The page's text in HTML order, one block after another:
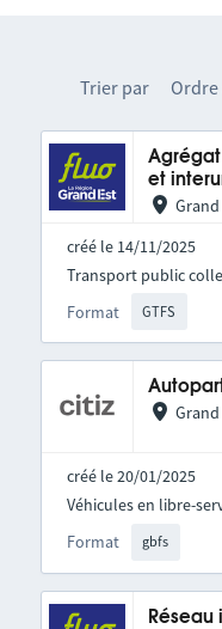
Trier par
Agrégat
et
Grand
créé le 14/11/2025
Format GTFS
Transport public
Grand
créé le 20/01/2025
Format gbfs
Véhicules en libre-
Réseau